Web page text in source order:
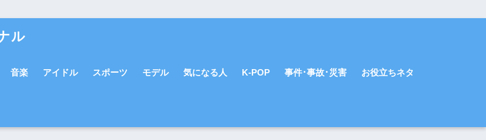
ル
音楽 アイドル スポーツ モデル 気になる人 K-POP 事件･事故･災害 お役立ちネタ